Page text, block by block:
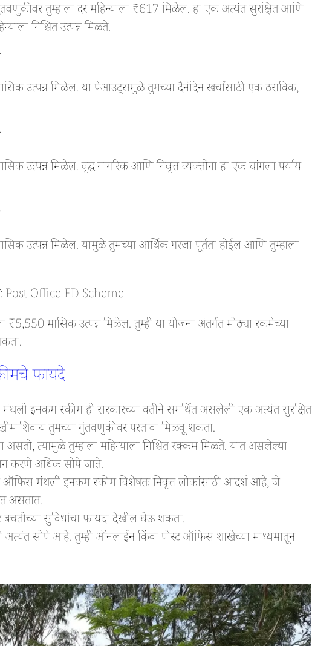
तुम्हाला दर महिन्याला ₹617 मिळेल. हा एक अत्यंत सुरक्षित आणि
निश्चित उत्पन्न मिळते.
उत्पन्न मिळेल. या पेआउट्समुळे तुमच्या दैनंदिन खर्चांसाठी एक ठराविक,
उत्पन्न मिळेल. वृद्ध नागरिक आणि निवृत्त व्यक्तींना हा एक चांगला पर्याय
उत्पन्न मिळेल. यामुळे तुमच्या आर्थिक गरजा पूर्तता होईल आणि तुम्हाला
: Post Office FD Scheme
मासिक उत्पन्न मिळेल. तुम्ही या योजना अंतर्गत मोठ्या रकमेच्या
फायदे
इनकम स्कीम ही सरकारच्या वतीने समर्थित असलेली एक अत्यंत सुरक्षित
तुमच्या गुंतवणुकीवर परतावा मिळवू शकता.
असतो, त्यामुळे तुम्हाला महिन्याला निश्चित रक्कम मिळते. यात असलेल्या
करणे अधिक सोपे जाते.
ऑफिस मंथली इनकम स्कीम विशेषतः निवृत्त लोकांसाठी आदर्श आहे, जे
असतात.
बचतीच्या सुविधांचा फायदा देखील घेऊ शकता.
अत्यंत सोपे आहे. तुम्ही ऑनलाईन किंवा पोस्ट ऑफिस शाखेच्या माध्यमातून